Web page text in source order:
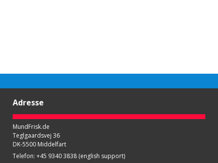
Adresse
MundFrisk.de
Teglgaardsvej 36
DK-5500 Middelfart
Telefon: +45 9340 3838 (english support)